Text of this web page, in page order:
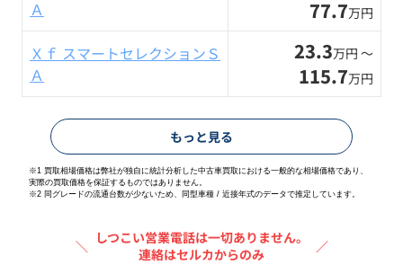
Ａ 77.7万円
Ｘｆ スマートセレクションＳ
Ａ
23.3万円 〜
115.7万円
もっと見る
※1 買取相場価格は弊社が独自に統計分析した中古車買取における一般的な相場価格であり、
実際の買取価格を保証するものではありません。
※2 同グレードの流通台数が少ないため、同型車種 / 近接年式のデータで推定しています。
＼ しつこい営業電話は一切ありません。
連絡はセルカからのみ
／